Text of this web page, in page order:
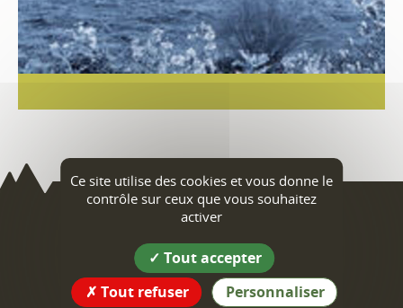
Beaulieu
Coordonnées
de la mairie
Ce site utilise des cookies et vous donne le
contrôle sur ceux que vous souhaitez
activer
Tout accepter
Tout refuser
Personnaliser